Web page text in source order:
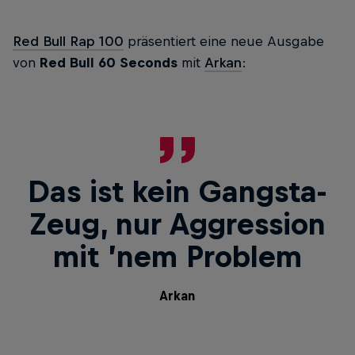
Red Bull Rap 100 präsentiert eine neue Ausgabe
von Red Bull 60 Seconds mit Arkan:
Das ist kein Gangsta-
Zeug, nur Aggression
mit ’nem Problem
Arkan